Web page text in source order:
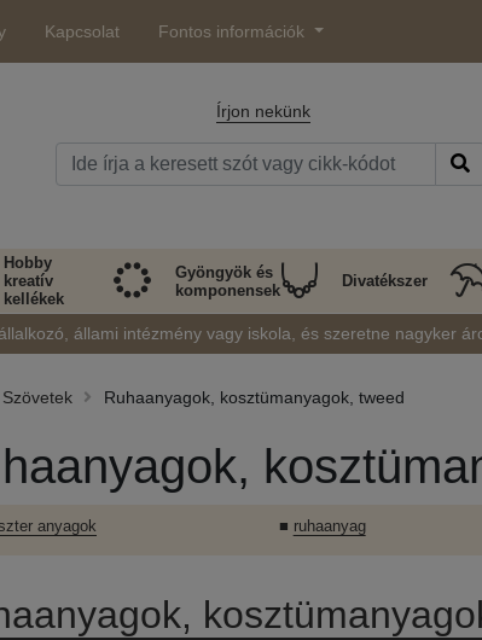
Kapcsolat Fontos információk
Írjon nekünk
Hobby
kreatív
kellékek
Gyöngyök és
komponensek
Divatékszer
állami intézmény vagy iskola, és szeretne nagyker
Szövetek Ruhaanyagok, kosztümanyagok, tweed
anyagok ■ ruhaanyag